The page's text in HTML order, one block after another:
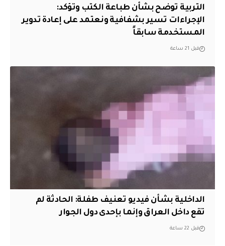
التربية توضح بشأن طباعة الكتب وتؤكد:
الإجراءات تسير بشفافية ونعتمد على إعادة تدوير
المستخدمة سابقاً
قبل 21 ساعة
الداخلية بشأن فيديو تعنيف طفلة: الحادثة لم
تقع داخل العراق وإنما بإحدى دول الجوار
قبل 22 ساعة